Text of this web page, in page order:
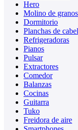
Hero
Molino de
Dormitorio
Planchas de
Refrigeradoras
Pianos
Pulsar
Extractores
Comedor
Balanzas
Cocinas
Guitarra
Tuko
Freidora de aire